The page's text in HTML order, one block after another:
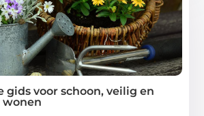
gids voor schoon, veilig en